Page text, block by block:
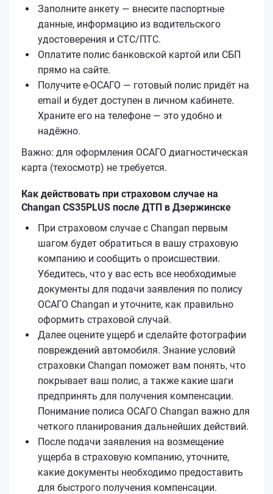
Заполните анкету — внесите паспортные
данные, информацию из водительского
удостоверения и СТС/ПТС.
Оплатите полис банковской картой или СБП
прямо на сайте.
Получите е‑ОСАГО — готовый полис придёт на
email и будет доступен в личном кабинете.
Храните его на телефоне — это удобно и
надёжно.
Важно: для оформления ОСАГО диагностическая
карта (техосмотр) не требуется.
Как действовать при страховом случае на
Changan CS35PLUS после ДТП в Дзержинске
При страховом случае с Changan первым
шагом будет обратиться в вашу страховую
компанию и сообщить о происшествии.
Убедитесь, что у вас есть все необходимые
документы для подачи заявления по полису
ОСАГО Changan и уточните, как правильно
оформить страховой случай.
Далее оцените ущерб и сделайте фотографии
повреждений автомобиля. Знание условий
страховки Changan поможет вам понять, что
покрывает ваш полис, а также какие шаги
предпринять для получения компенсации.
Понимание полиса ОСАГО Changan важно для
четкого планирования дальнейших действий.
После подачи заявления на возмещение
ущерба в страховую компанию, уточните,
какие документы необходимо предоставить
для быстрого получения компенсации.